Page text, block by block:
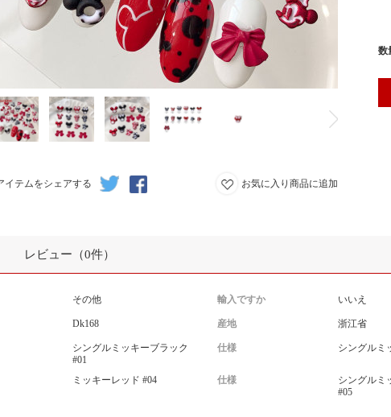
イテムをシェアする お気に入り商品に追加
数
レビュー（0件）
その他 輸入ですか いいえ
Dk168 産地 浙江省
シングルミッキーブラック
#01
仕様 シングルミ
ミッキーレッド #04 仕様
シングルミ
#05